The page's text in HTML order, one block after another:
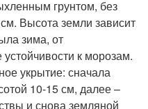
грунтом, без
Высота земли зависит
зима, от
к морозам.
укрытие: сначала
10-15 см, далее –
и снова земляной